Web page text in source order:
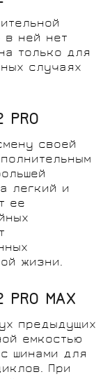
в ней нет
только для
своей
легкий и
ее
жизни.
MAX
предыдущих
с шинами для
. При